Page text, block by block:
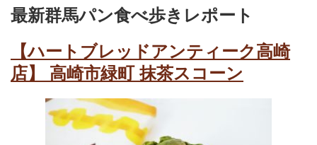
最新群馬パン食べ歩きレポート
【ハートブレッドアンティーク高崎
店】 高崎市緑町 抹茶スコーン